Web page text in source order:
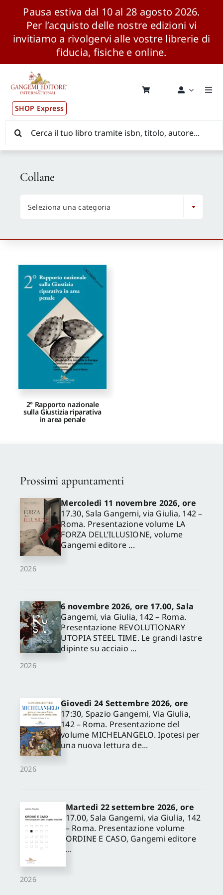
Pausa estiva dal 10 al 28 agosto 2026.
Per l’acquisto delle nostre edizioni vi
invitiamo a rivolgervi alle vostre librerie di
fiducia, fisiche e online.
contenuto
SHOP Express
Pubblicazioni
News ed Eventi
Distribuzione Wolrdwide
CONSIP / MEPA / ANVUR / CINECA
Autori
Proposte di pubblicazione
Gangemi Editore
Newsletter
per:
2° Rapporto nazionale
sulla Giustizia riparativa
in area penale
Collane
Seleziona una categoria
Prossimi appuntamenti
2026
Mercoledì 11 novembre 2026, ore
17.30, Sala Gangemi, via Giulia, 142 –
Roma. Presentazione volume LA
FORZA DELL’ILLUSIONE, volume
Gangemi editore ...
2026
6 novembre 2026, ore 17.00, Sala
Gangemi, via Giulia, 142 – Roma.
Presentazione REVOLUTIONARY
UTOPIA STEEL TIME. Le grandi lastre
dipinte su acciaio ...
2026
Giovedì 24 Settembre 2026, ore
17:30, Spazio Gangemi, Via Giulia,
142 – Roma. Presentazione del
volume MICHELANGELO. Ipotesi per
una nuova lettura de...
2026
Martedì 22 settembre 2026, ore
17.00, Sala Gangemi, via Giulia, 142
– Roma. Presentazione volume
ORDINE E CASO, Gangemi editore
...